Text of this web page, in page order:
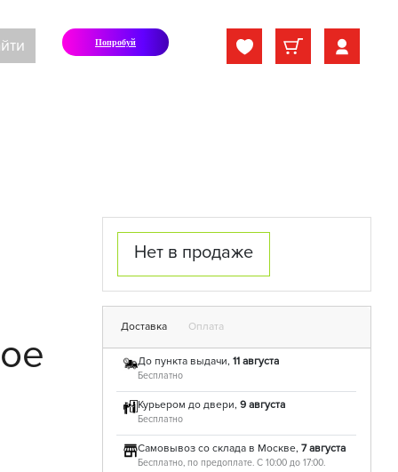
Попробуй
Нет в продаже
Доставка Оплата
До пункта выдачи, 11 августа
Бесплатно
Курьером до двери, 9 августа
Бесплатно
Самовывоз со склада в Москве, 7 августа
Бесплатно, по предоплате. С 10:00 до 17:00.